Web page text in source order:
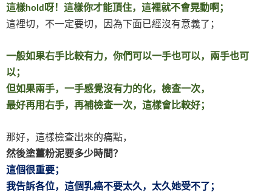
這樣hold 呀！這樣你才能頂住，這裡就不會晃動啊；
這裡切，不一定要切，因為下面已經沒有意義了；
一般如果右手比較有力，你們可以一手也可以，兩手也可
以；
但如果兩手，一手感覺沒有力的化，檢查一次，
最好再用右手，再補檢查一次，這樣會比較好；
那好，這樣檢查出來的痛點，
然後塗薑粉泥要多少時間？
這個很重要；
我告訴各位，這個乳癌不要太久，太久她受不了；